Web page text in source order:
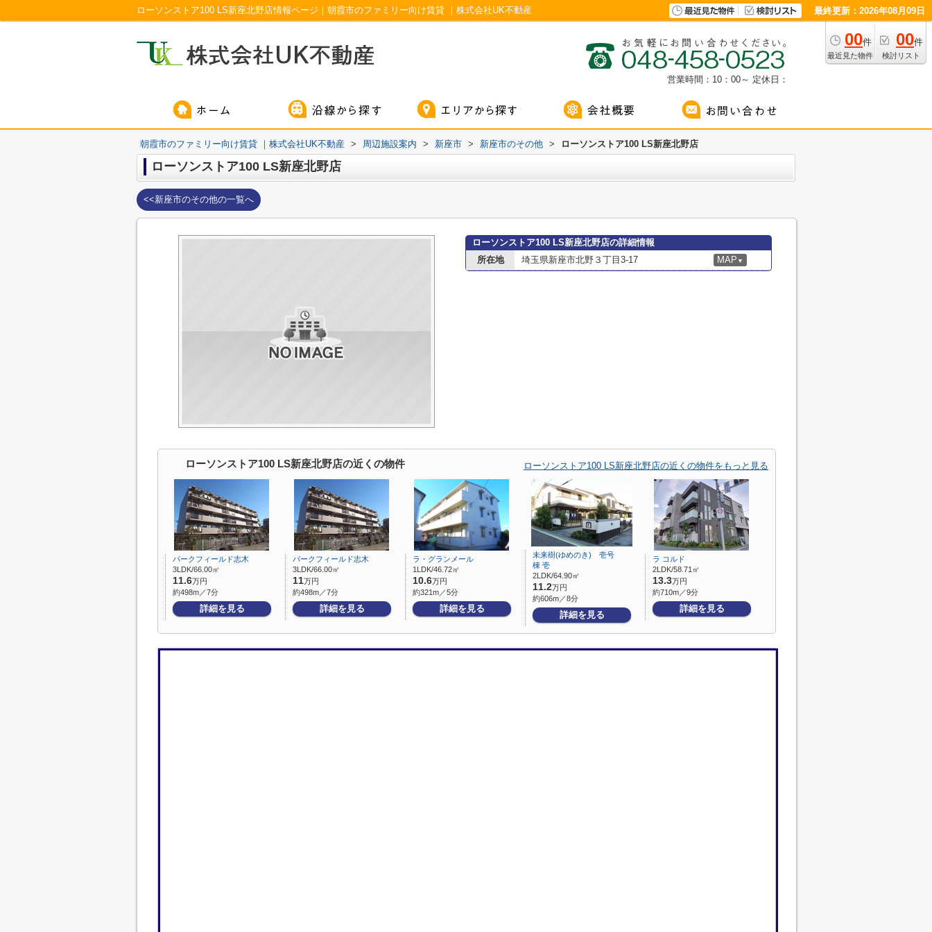
ローソンストア100 LS新座北野店情報ページ｜朝霞市のファミリー向け賃貸 ｜株式会社UK不動産 最終更新：2026年08月09日
00件
最近見た物件
00件
検討リスト
営業時間：10：00～ 定休日：
朝霞市のファミリー向け賃貸 ｜株式会社UK不動産 > 周辺施設案内 > 新座市 > 新座市のその他 > ローソンストア100 LS新座北野店
ローソンストア100 LS新座北野店
<<新座市のその他の一覧へ
ローソンストア100 LS新座北野店の詳細情報
所在地
埼玉県新座市北野３丁目3-17 MAP ▼
ローソンストア100 LS新座北野店の近くの物件 ローソンストア100 LS新座北野店の近くの物件をもっと見る
パークフィールド志木
3LDK/66.00㎡
11.6万円
約498m／7分
詳細を見る
パークフィールド志木
3LDK/66.00㎡
11万円
約498m／7分
詳細を見る
ラ・グランメール
1LDK/46.72㎡
10.6万円
約321m／5分
詳細を見る
未来樹(ゆめのき) 壱号
棟 壱
2LDK/64.90㎡
11.2万円
約606m／8分
詳細を見る
ラ コルド
2LDK/58.71㎡
13.3万円
約710m／9分
詳細を見る